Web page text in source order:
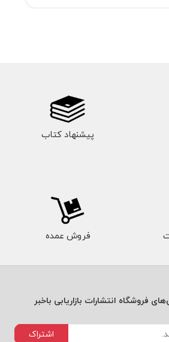
پیشنهاد کتاب
فروش عمده
فروشگاه انتشارات بازاریابی باخبر
اشتراک